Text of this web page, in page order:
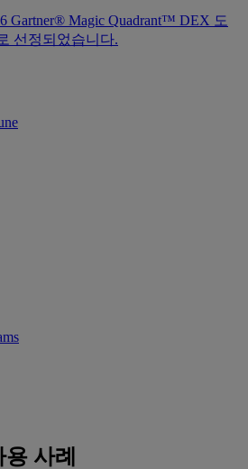
Gartner® Magic Quadrant™ DEX 도
선정되었습니다.
사례